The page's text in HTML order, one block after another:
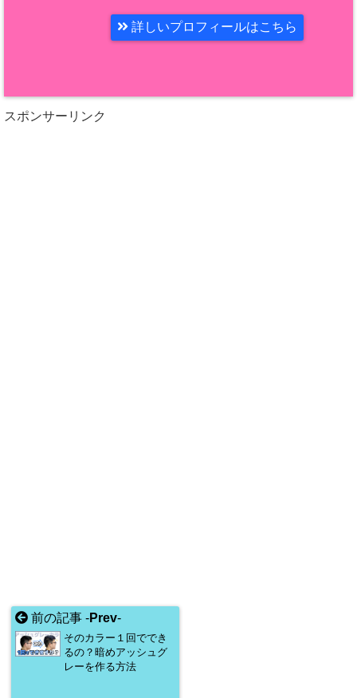
詳しいプロフィールはこちら
スポンサーリンク
前の記事 -Prev-
そのカラー１回ででき
るの？暗めアッシュグ
レーを作る方法